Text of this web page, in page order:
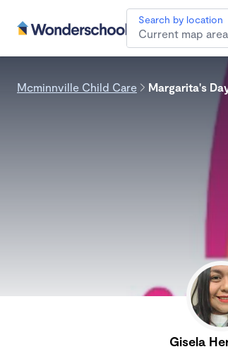
Search by location
Mcminnville Child Care Margarita's
Gisela